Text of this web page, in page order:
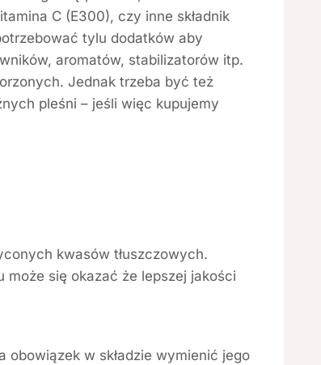
C (E300), czy inne składnik
tylu dodatków aby
aromatów, stabilizatorów itp.
Jednak trzeba być też
pleśni – jeśli więc kupujemy
kwasów tłuszczowych.
może się okazać że lepszej jakości
obowiązek w składzie wymienić jego